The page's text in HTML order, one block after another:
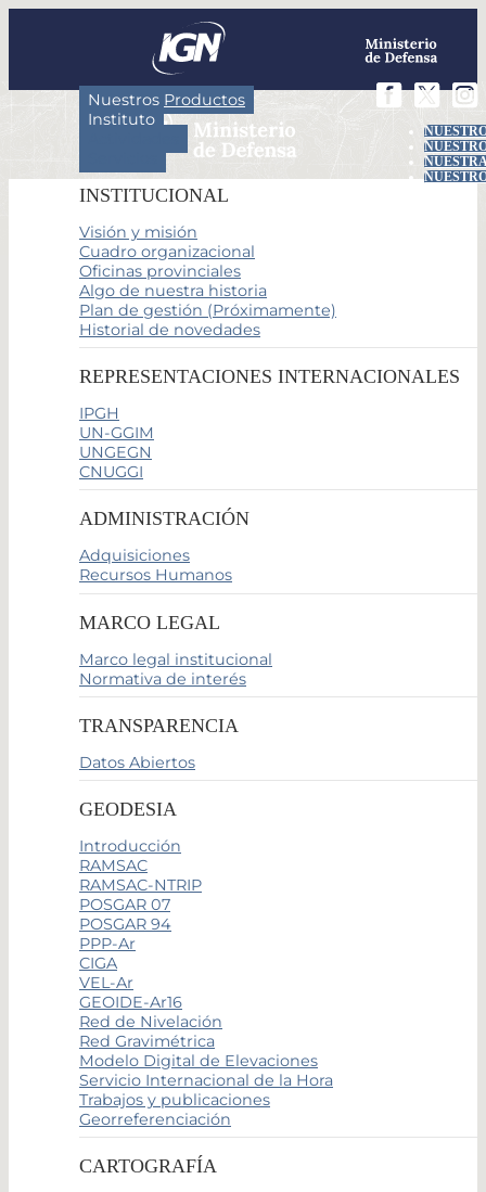
Nuestros Productos
Instituto
INSTITUCIONAL
Visión y misión
Cuadro organizacional
Oficinas provinciales
Algo de nuestra historia
Plan de gestión (Próximamente)
Historial de novedades
REPRESENTACIONES INTERNACIONALES
IPGH
UN-GGIM
UNGEGN
CNUGGI
ADMINISTRACIÓN
Adquisiciones
Recursos Humanos
MARCO LEGAL
Marco legal institucional
Normativa de interés
TRANSPARENCIA
Datos Abiertos
GEODESIA
Introducción
RAMSAC
RAMSAC-NTRIP
POSGAR 07
POSGAR 94
PPP-Ar
CIGA
VEL-Ar
GEOIDE-Ar16
Red de Nivelación
Red Gravimétrica
Modelo Digital de Elevaciones
Servicio Internacional de la Hora
Trabajos y publicaciones
Georreferenciación
CARTOGRAFÍA